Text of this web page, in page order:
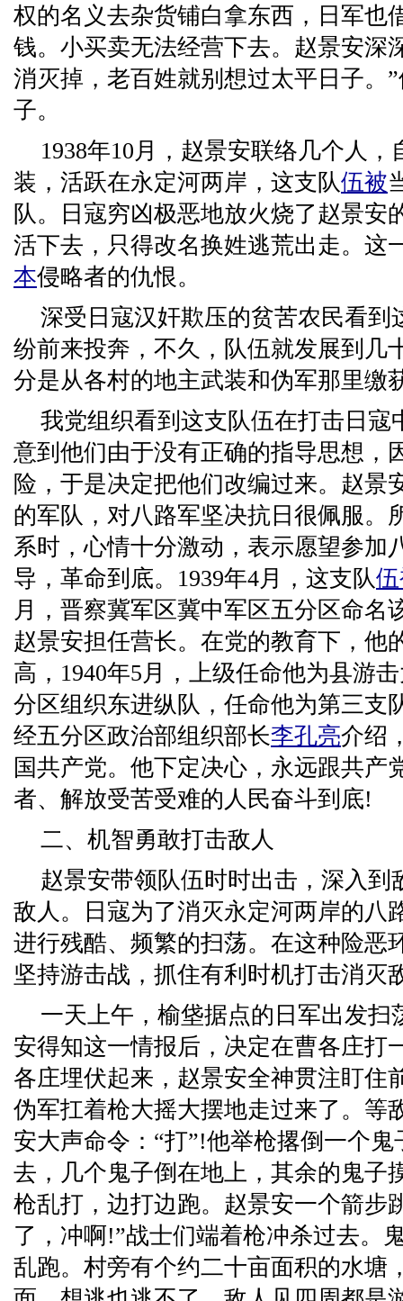
权的名义去杂货铺白拿东西，日军也
钱。小买卖无法经营下去。赵景安深
消灭掉，老百姓就别想过太平日子。
子。
1938年10月，赵景安联络几个人
装，活跃在永定河两岸，这支队伍被
队。日寇穷凶极恶地放火烧了赵景安
活下去，只得改名换姓逃荒出走。这
本侵略者的仇恨。
深受日寇汉奸欺压的贫苦农民看到
纷前来投奔，不久，队伍就发展到几
分是从各村的地主武装和伪军那里缴
我党组织看到这支队伍在打击日寇
意到他们由于没有正确的指导思想，
险，于是决定把他们改编过来。赵景
的军队，对八路军坚决抗日很佩服。
系时，心情十分激动，表示愿望参加
导，革命到底。1939年4月，这支队
月，晋察冀军区冀中军区五分区命名
赵景安担任营长。在党的教育下，他
高，1940年5月，上级任命他为县游
分区组织东进纵队，任命他为第三支
经五分区政治部组织部长李孔亮介绍
国共产党。他下定决心，永远跟共产
者、解放受苦受难的人民奋斗到底!
二、机智勇敢打击敌人
赵景安带领队伍时时出击，深入到
敌人。日寇为了消灭永定河两岸的八
进行残酷、频繁的扫荡。在这种险恶
坚持游击战，抓住有利时机打击消灭
一天上午，榆垡据点的日军出发扫
安得知这一情报后，决定在曹各庄打
各庄埋伏起来，赵景安全神贯注盯住
伪军扛着枪大摇大摆地走过来了。等
安大声命令：“打”!他举枪撂倒一个
去，几个鬼子倒在地上，其余的鬼子
枪乱打，边打边跑。赵景安一个箭步
了，冲啊!”战士们端着枪冲杀过去。
乱跑。村旁有个约二十亩面积的水塘